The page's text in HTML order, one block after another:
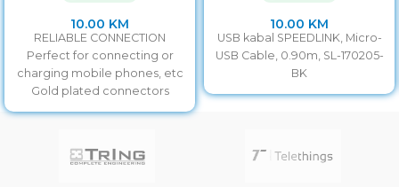
10.00 KM
RELIABLE CONNECTION
Perfect for connecting or
charging mobile phones, etc
Gold plated connectors
10.00 KM
USB kabal SPEEDLINK, Micro-
USB Cable, 0.90m, SL-170205-
BK